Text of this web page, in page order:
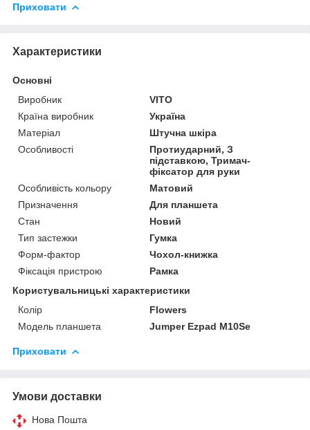
Приховати
Характеристики
Основні
Виробник
VITO
Країна виробник
Україна
Матеріал
Штучна шкіра
Особливості
Протиударний, З
підставкою, Тримач-
фіксатор для руки
Особливість кольору
Матовий
Призначення
Для планшета
Стан
Новий
Тип застежки
Гумка
Форм-фактор
Чохол-книжка
Фіксація пристрою
Рамка
Користувальницькі характеристики
Колір
Flowers
Модель планшета
Jumper Ezpad M10Se
Приховати
Умови доставки
Нова Пошта